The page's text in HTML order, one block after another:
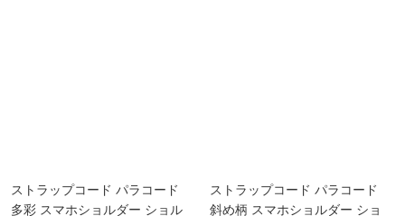
ストラップコード パラコード
多彩 スマホショルダー ショル
ストラップコード パラコード
斜め柄 スマホショルダー ショ